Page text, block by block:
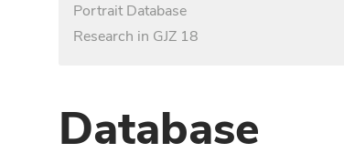
Portrait Database
Research in GJZ 18
Database